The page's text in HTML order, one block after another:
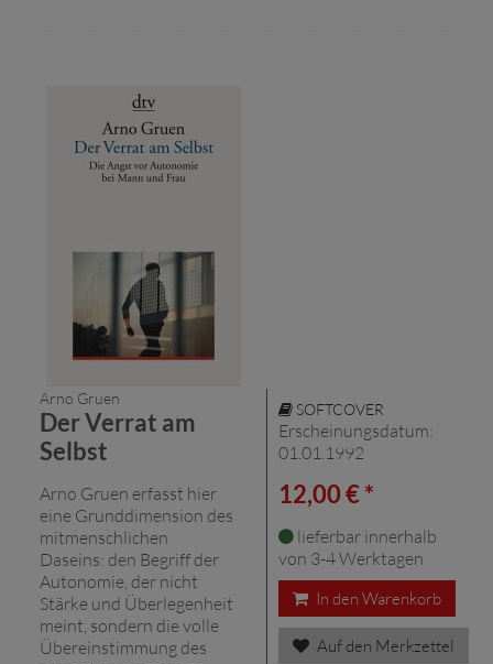
Arno Gruen
Der Verrat am
Selbst
Arno Gruen erfasst hier
eine Grunddimension des
mitmenschlichen
Daseins: den Begriff der
Autonomie, der nicht
Stärke und Überlegenheit
meint, sondern die volle
Übereinstimmung des
SOFTCOVER
Erscheinungsdatum:
01.01.1992
12,00 € *
lieferbar innerhalb
von 3-4 Werktagen
In den Warenkorb
Auf den Merkzettel